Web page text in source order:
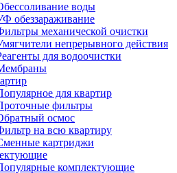
воды
обеззараживание
механической очистки
непрерывного действия
для водоочистки
для квартир
фильтры
осмос
на всю квартиру
картриджи
комплектующие